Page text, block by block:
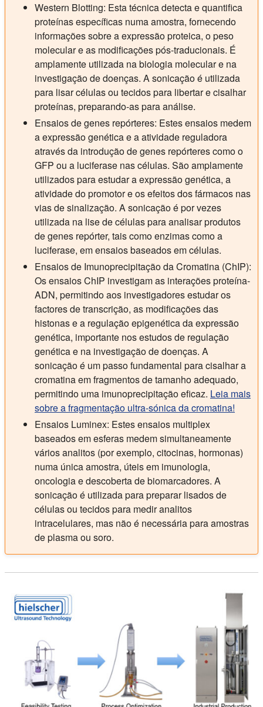
Western Blotting: Esta técnica detecta e quantifica
proteínas específicas numa amostra, fornecendo
informações sobre a expressão proteica, o peso
molecular e as modificações pós-traducionais. É
amplamente utilizada na biologia molecular e na
investigação de doenças. A sonicação é utilizada
para lisar células ou tecidos para libertar e cisalhar
proteínas, preparando-as para análise.
Ensaios de genes repórteres: Estes ensaios medem
a expressão genética e a atividade reguladora
através da introdução de genes repórteres como o
GFP ou a luciferase nas células. São amplamente
utilizados para estudar a expressão genética, a
atividade do promotor e os efeitos dos fármacos nas
vias de sinalização. A sonicação é por vezes
utilizada na lise de células para analisar produtos
de genes repórter, tais como enzimas como a
luciferase, em ensaios baseados em células.
Ensaios de Imunoprecipitação da Cromatina (ChIP):
Os ensaios ChIP investigam as interações proteína-
ADN, permitindo aos investigadores estudar os
factores de transcrição, as modificações das
histonas e a regulação epigenética da expressão
genética, importante nos estudos de regulação
genética e na investigação de doenças. A
sonicação é um passo fundamental para cisalhar a
cromatina em fragmentos de tamanho adequado,
permitindo uma imunoprecipitação eficaz. Leia mais
sobre a fragmentação ultra-sónica da cromatina!
Ensaios Luminex: Estes ensaios multiplex
baseados em esferas medem simultaneamente
vários analitos (por exemplo, citocinas, hormonas)
numa única amostra, úteis em imunologia,
oncologia e descoberta de biomarcadores. A
sonicação é utilizada para preparar lisados de
células ou tecidos para medir analitos
intracelulares, mas não é necessária para amostras
de plasma ou soro.